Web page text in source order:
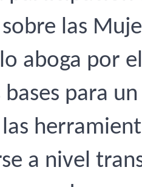
las
aboga por
para
a nivel